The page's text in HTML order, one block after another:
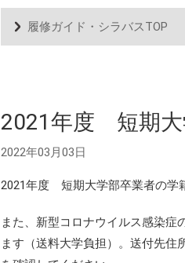
履修ガイド・シラバスTOP
2021年度 短期大
2022年03月03日
2021年度 短期大学部卒業者の学
また、新型コロナウイルス感染症
ます（送料大学負担）。送付先住